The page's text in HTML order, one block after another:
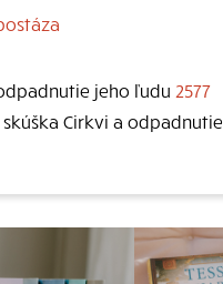
jeho ľudu 2577
skúška Cirkvi a odpadnutie